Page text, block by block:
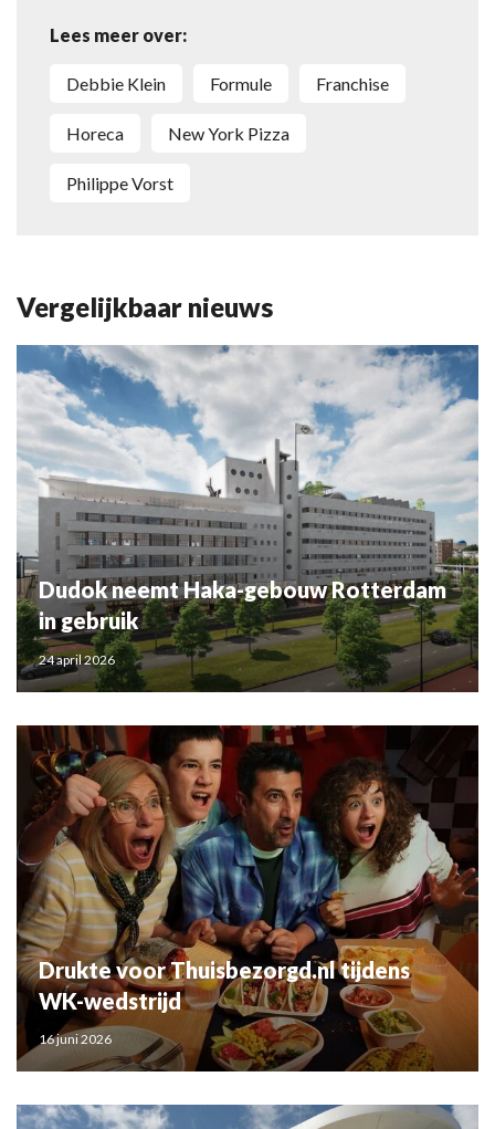
Lees meer over:
Debbie Klein formule franchise
horeca New York Pizza
Philippe Vorst
Vergelijkbaar nieuws
Dudok neemt Haka-gebouw Rotterdam
in gebruik
24 april 2026
Drukte voor Thuisbezorgd.nl tijdens
WK-wedstrijd
16 juni 2026